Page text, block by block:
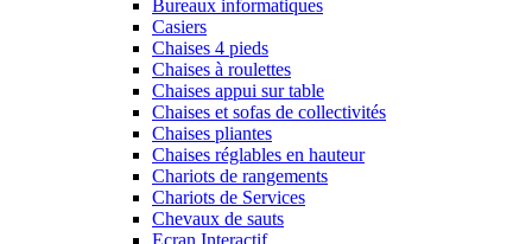
Bureaux informatiques
Casiers
Chaises 4 pieds
Chaises à roulettes
Chaises appui sur table
Chaises et sofas de collectivités
Chaises pliantes
Chaises réglables en hauteur
Chariots de rangements
Chariots de Services
Chevaux de sauts
Ecran Interactif